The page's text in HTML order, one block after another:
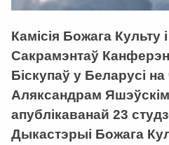
Камісія Божага
Сакрамэнтаў
Біскупаў у Беларусі
Аляксандрам
апублікаванай 23
Дыкастэрыі Божага